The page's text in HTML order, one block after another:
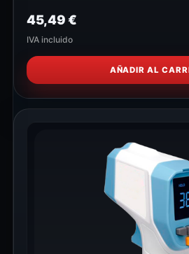
45,49€
IVA incluido
AÑADIR AL